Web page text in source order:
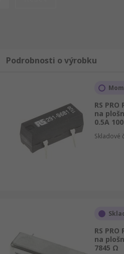
Podrobnosti o výrobku
RS
na
0.5A
Skladové
RS
na
7845 Ω